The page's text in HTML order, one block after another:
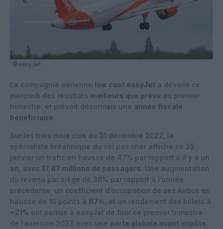
©easyJet
La compagnie aérienne low cost easyJet a dévoilé ce
mercredi des résultats meilleurs que prévu au premier
trimestre, et prévoit désormais une année fiscale
bénéficiaire.
Sur les trois mois clos au 31 décembre 2022, la
spécialiste britannique du vol pas cher affiche ce 25
janvier un trafic en hausse de 47% par rapport à il y a un
an, avec 17,47 millions de passagers. Une augmentation
du revenu par siège de 36% par rapport à l’année
précédente, un coefficient d’occupation de ses Airbus en
hausse de 10 points à 87% , et un rendement des billets à
+21% ont permis à easyJet de finir ce premier trimestre
de l’exercice 2023 avec une perte globale avant impôts